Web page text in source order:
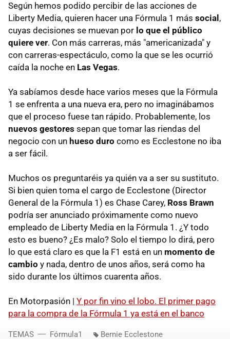
Según hemos podido percibir de las acciones de
Liberty Media, quieren hacer una Fórmula 1 más social,
cuyas decisiones se muevan por lo que el público
quiere ver. Con más carreras, más "americanizada" y
con carreras-espectáculo, como la que se les ocurrió
caída la noche en Las Vegas.
Ya sabíamos desde hace varios meses que la Fórmula
1 se enfrenta a una nueva era, pero no imaginábamos
que el proceso fuese tan rápido. Probablemente, los
nuevos gestores sepan que tomar las riendas del
negocio con un hueso duro como es Ecclestone no iba
a ser fácil.
Muchos os preguntaréis ya quién va a ser su sustituto.
Si bien quien toma el cargo de Ecclestone (Director
General de la Fórmula 1) es Chase Carey, Ross Brawn
podría ser anunciado próximamente como nuevo
empleado de Liberty Media en la Fórmula 1. ¿Y todo
esto es bueno? ¿Es malo? Solo el tiempo lo dirá, pero
lo que está claro es que la F1 está en un momento de
cambio y nada, dentro de unos años, será como ha
sido durante los últimos cuarenta años.
En Motorpasión | Y por fin vino el lobo. El primer pago
para la compra de la Fórmula 1 ya está en el banco
TEMAS Fórmula1 Bernie Ecclestone